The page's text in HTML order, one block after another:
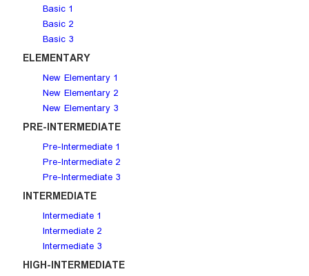
Basic 1
Basic 2
Basic 3
ELEMENTARY
New Elementary 1
New Elementary 2
New Elementary 3
PRE-INTERMEDIATE
Pre-Intermediate 1
Pre-Intermediate 2
Pre-Intermediate 3
INTERMEDIATE
Intermediate 1
Intermediate 2
Intermediate 3
HIGH-INTERMEDIATE